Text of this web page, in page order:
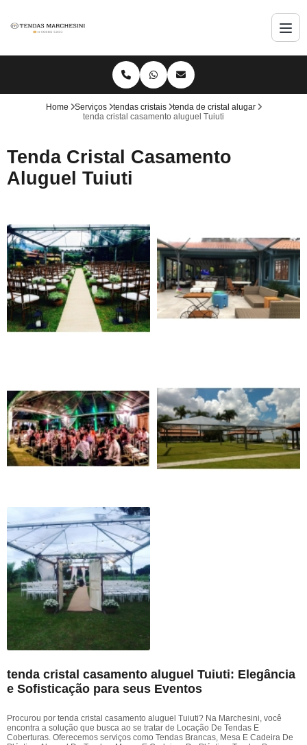
Home Serviços tendas cristais
tenda de cristal alugar
tenda cristal casamento aluguel Tuiuti
Tenda Cristal Casamento
Aluguel Tuiuti
tenda cristal casamento aluguel Tuiuti: Elegância
e Sofisticação para seus Eventos
Procurou por tenda cristal casamento aluguel Tuiuti? Na Marchesini, você
encontra a solução que busca ao se tratar de Locação De Tendas E
Coberturas. Oferecemos serviços como Tendas Brancas, Mesa E Cadeira De